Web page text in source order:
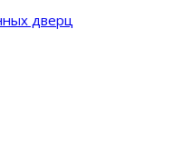
дверц